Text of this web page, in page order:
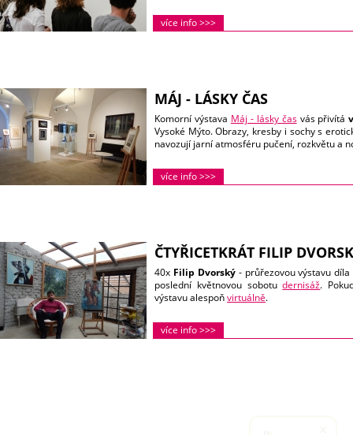
více info >>>
MÁJ - LÁSKY ČAS
Komorní výstava Máj - lásky časvás přivítá
Vysoké Mýto. Obrazy, kresby i sochy s
navozují jarní atmosféru pučení, rozkvětu a
více info >>>
ČTYŘICETKRÁT FILIP
40x Filip Dvorský- průřezovou výstavu díla
poslední květnovou sobotudernisáž.
výstavu alespoňvirtuálně.
více info >>>